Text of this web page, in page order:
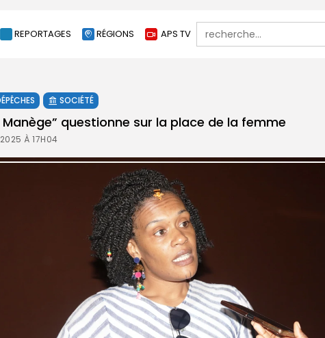
REPORTAGES RÉGIONS APS TV
Search
for:
SOCIÉTÉ
Manège” questionne sur la place de la femme
2025 À 17H04